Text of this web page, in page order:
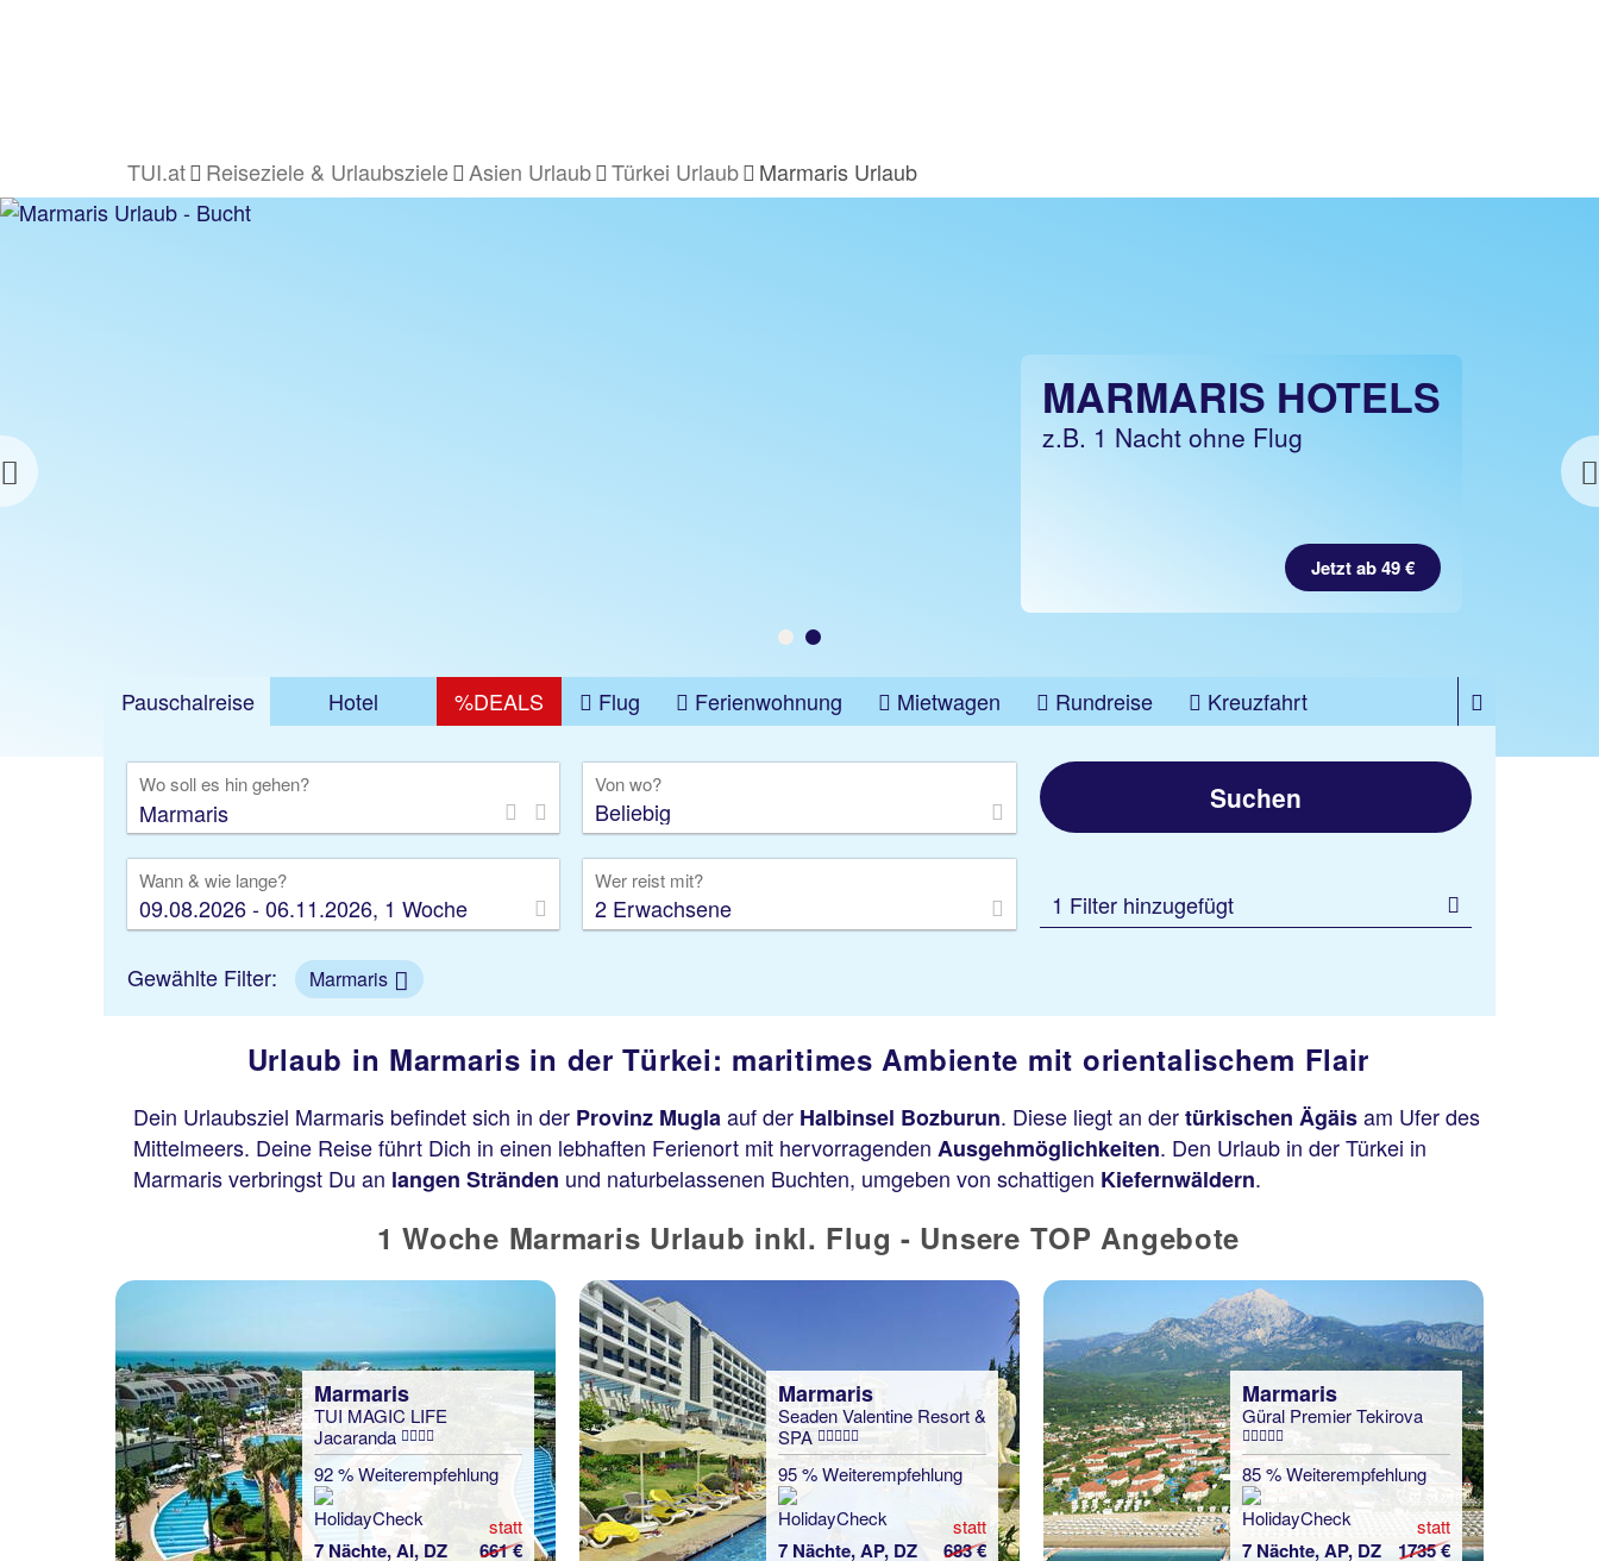
TUI.at Reiseziele & Urlaubsziele Asien Urlaub Türkei Urlaub Marmaris Urlaub
Previous
MARMARIS HOTELS
z.B. 1 Nacht ohne Flug
Jetzt ab 49 €
Pauschalreise Hotel %DEALS Flug Ferienwohnung Mietwagen Rundreise
Kreuzfahrt
Wo soll es hin gehen? Von wo?
Beliebig
Wann & wie lange?
09.08.2026 - 06.11.2026, 1 Woche
Wer reist mit?
2 Erwachsene
Suchen
1 Filter hinzugefügt
Gewählte Filter: Marmaris
Urlaub in Marmaris in der Türkei: maritimes Ambiente mit orientalischem Flair
Dein Urlaubsziel Marmaris befindet sich in der Provinz Muglaauf der Halbinsel Bozburun. Diese liegt an dertürkischen Ägäisam Ufer des
Mittelmeers. Deine Reise führt Dich in einen lebhaften Ferienort mit hervorragenden Ausgehmöglichkeiten. Den Urlaub in der Türkei in
Marmaris verbringst Du an langen Stränden und naturbelassenen Buchten, umgeben von schattigen Kiefernwäldern.
1 Woche Marmaris Urlaub inkl. Flug - Unsere TOP Angebote
Marmaris
TUI MAGIC LIFE
Jacaranda
92 % Weiterempfehlung
7 Nächte, AI, DZ
statt
661 €
Marmaris
Seaden Valentine Resort &
SPA
95 % Weiterempfehlung
7 Nächte, AP, DZ
statt
683 €
Marmaris
Güral Premier Tekirova
85 % Weiterempfehlung
7 Nächte, AP, DZ
statt
1735 €